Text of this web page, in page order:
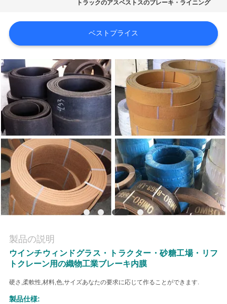
品
質
管
理
私
達
に
連
絡
し
な
さ
い
トラックのアスベストスのブレーキ・ライニング
ベストプライス
製品の説明
ウインチウィンドグラス・トラクター・砂糖工場・リフ
トクレーン用の織物工業ブレーキ内膜
硬さ,柔軟性,材料,色,サイズあなたの要求に応じて作ることができます.
製品仕様: